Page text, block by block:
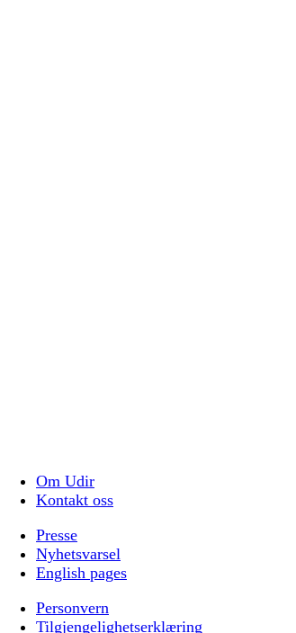
Om Udir
Kontakt oss
Presse
Nyhetsvarsel
English pages
Personvern
Tilgjengelighetserklæring